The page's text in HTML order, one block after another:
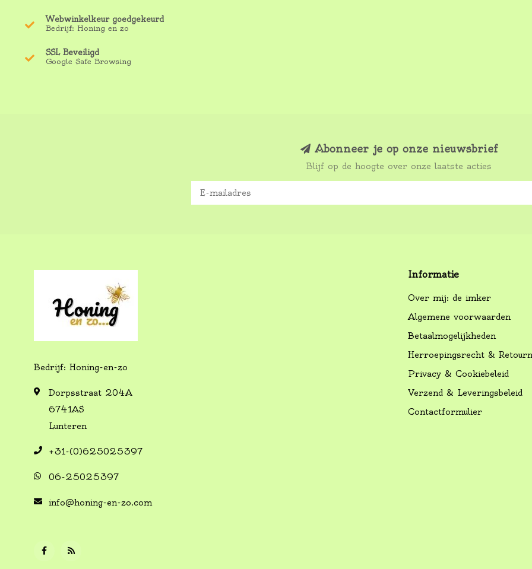
Webwinkelkeur goedgekeurd
Bedrijf: Honing en zo
SSL Beveiligd
Google Safe Browsing
Abonneer je op onze nieuwsbrief
Blijf op de hoogte over onze laatste acties
Bedrijf: Honing-en-zo
Dorpsstraat 204A
6741AS
Lunteren
+31-(0)625025397
06-25025397
info@honing-en-zo.com
Informatie
Over mij: de imker
Algemene voorwaarden
Betaalmogelijkheden
Herroepingsrecht &
Privacy & Cookiebeleid
Verzend & Leveringsbeleid
Contactformulier